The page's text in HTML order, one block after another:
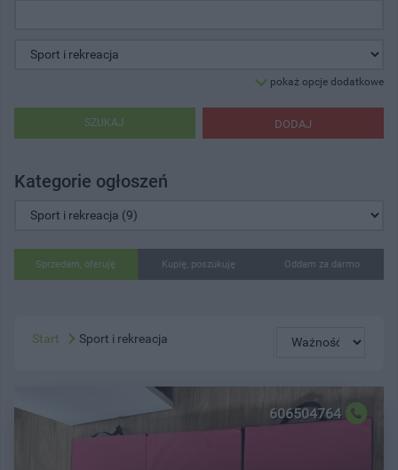
pokaż opcje dodatkowe
DODAJ
SZUKAJ
Kategorie ogłoszeń
Sprzedam, oferuję Kupię, poszukuję Oddam za darmo
Start Sport i rekreacja
606504764